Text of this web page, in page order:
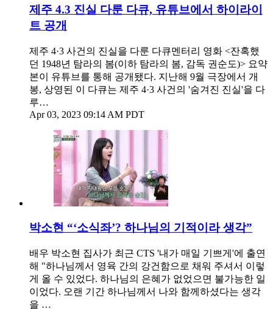
제주 4.3 진실 다룬 다큐, 유튜브에서 하이라이
트 공개
제주 4·3 사건의 진실을 다룬 다큐멘터리 영화 <잔혹했
던 1948년 탐라의 봄(이하 탐라의 봄, 감독 권순도)> 요약
본이 유튜브를 통해 공개됐다. 지난해 9월 극장에서 개
봉, 상영된 이 다큐는 제주 4·3 사건의 '숨겨진 진실'을 다
루…
Apr 03, 2023 09:14 AM PDT
박소현 “‘소식좌’? 하나님의 기적이라 생각”
배우 박소현 집사가 최근 CTS '내가 매일 기쁘게'에 출연
해 "하나님께서 영육 간의 강건함으로 채워 주셔서 이렇
게 올 수 있었다. 하나님의 은혜가 없었으면 불가능한 일
이었다. 오랜 기간 하나님께서 나와 함께하셨다는 생각
을 …